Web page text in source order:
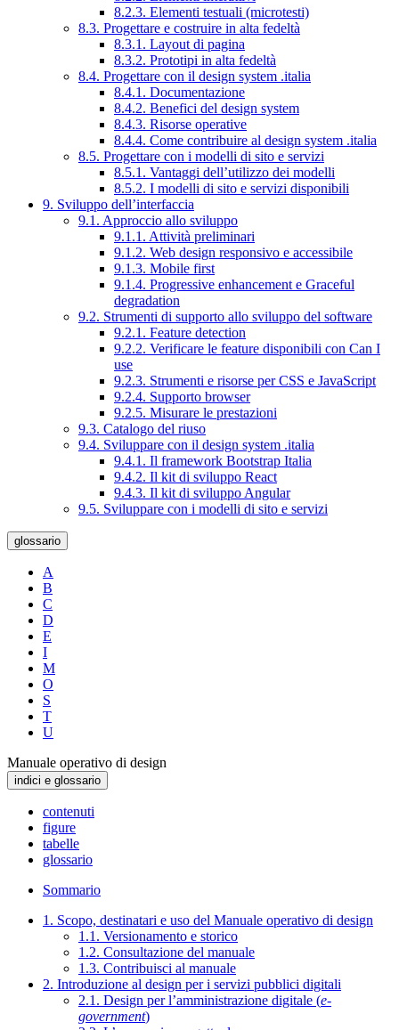
8.2.3. Elementi testuali (microtesti)
8.3. Progettare e costruire in alta fedeltà
8.3.1. Layout di pagina
8.3.2. Prototipi in alta fedeltà
8.4. Progettare con il design system .italia
8.4.1. Documentazione
8.4.2. Benefici del design system
8.4.3. Risorse operative
8.4.4. Come contribuire al design system .italia
8.5. Progettare con i modelli di sito e servizi
8.5.1. Vantaggi dell’utilizzo dei modelli
8.5.2. I modelli di sito e servizi disponibili
9. Sviluppo dell’interfaccia
9.1. Approccio allo sviluppo
9.1.1. Attività preliminari
9.1.2. Web design responsivo e accessibile
9.1.3. Mobile first
9.1.4. Progressive enhancement e Graceful
degradation
9.2. Strumenti di supporto allo sviluppo del software
9.2.1. Feature detection
9.2.2. Verificare le feature disponibili con Can I
use
9.2.3. Strumenti e risorse per CSS e JavaScript
9.2.4. Supporto browser
9.2.5. Misurare le prestazioni
9.3. Catalogo del riuso
9.4. Sviluppare con il design system .italia
9.4.1. Il framework Bootstrap Italia
9.4.2. Il kit di sviluppo React
9.4.3. Il kit di sviluppo Angular
9.5. Sviluppare con i modelli di sito e servizi
glossario
A
B
C
D
E
I
M
O
S
T
U
Manuale operativo di design
indici e glossario
contenuti
figure
tabelle
glossario
Sommario
1. Scopo, destinatari e uso del Manuale operativo di design
1.1. Versionamento e storico
1.2. Consultazione del manuale
1.3. Contribuisci al manuale
2. Introduzione al design per i servizi pubblici digitali
2.1. Design per l’amministrazione digitale (e-
government)